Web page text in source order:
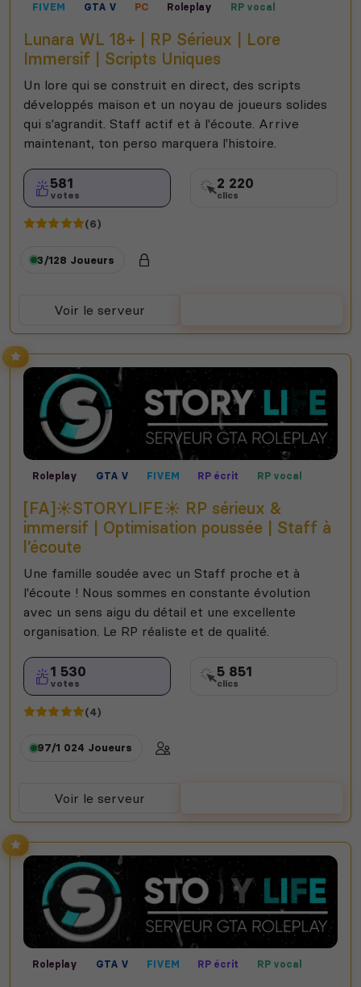
FIVEM GTA V PC Roleplay RP vocal
Lunara WL 18+ | RP Sérieux | Lore
Immersif | Scripts Uniques
Un lore qui se construit en direct, des scripts
développés maison et un noyau de joueurs solides
qui s'agrandit. Staff actif et à l'écoute. Arrive
maintenant, ton perso marquera l'histoire.
581
votes
2 220
clics
(6)
3/128 Joueurs
Voir le serveur
Roleplay GTA V FIVEM RP écrit RP vocal
[FA]☀️STORYLIFE☀️ RP sérieux &
immersif | Optimisation poussée | Staff à
l’écoute
Une famille soudée avec un Staff proche et à
l'écoute ! Nous sommes en constante évolution
avec un sens aigu du détail et une excellente
organisation. Le RP réaliste et de qualité.
1 530
votes
5 851
clics
(4)
97/1 024 Joueurs
Voir le serveur
Roleplay GTA V FIVEM RP écrit RP vocal